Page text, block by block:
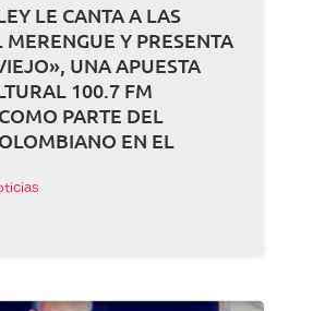
LE CANTA A LAS
MERENGUE Y PRESENTA
UNA APUESTA
100.7 FM
PARTE DEL
EN EL